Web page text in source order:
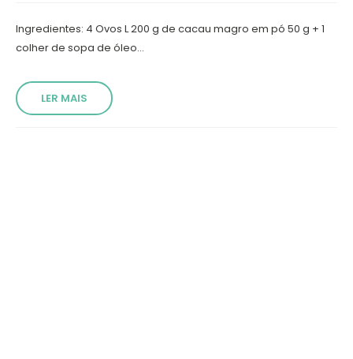
Ingredientes: 4 Ovos L 200 g de cacau magro em pó 50 g + 1
colher de sopa de óleo...
LER MAIS